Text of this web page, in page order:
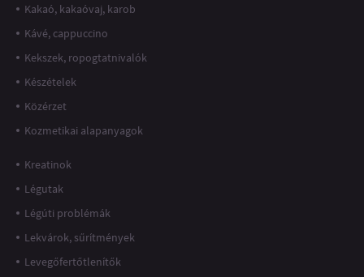
Kakaó, kakaóvaj, karob
Kávé, cappuccino
Kekszek, ropogtatnivalók
Készételek
Közérzet
Kozmetikai alapanyagok
Kreatinok
Légutak
Légúti problémák
Lekvárok, sűrítmények
Levegőfertőtlenítők